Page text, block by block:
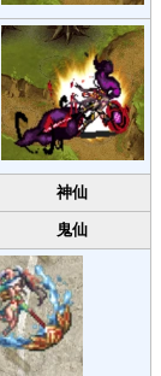
神仙
鬼仙